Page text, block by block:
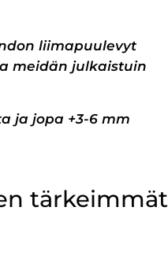
liimapuulevyt
meidän julkaistuin
ja jopa +3-6 mm
tärkeimmät